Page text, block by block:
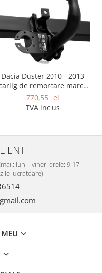
Dacia Duster 2010 - 2013
de remorcare marca
Autohak
770,55 Lei
TVA inclus
luni - vineri orele: 9-17
lucratoare)